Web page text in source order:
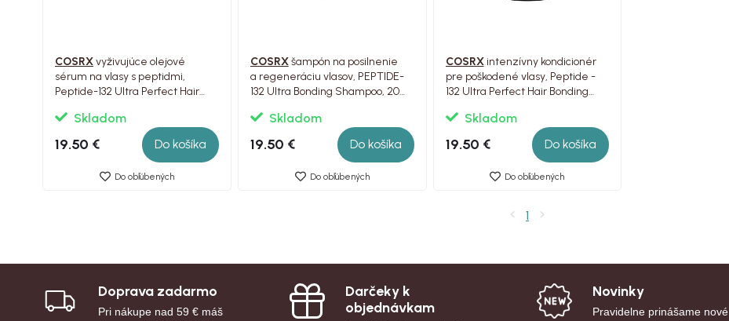
COSRXvyživujúce olejové
sérum na vlasy s peptidmi,
Peptide-132 Ultra Perfect Hair
Skladom
19.50 € Do košíka
Do obľúbených
COSRXšampón na posilnenie
a regeneráciu vlasov, PEPTIDE-
132 Ultra Bonding Shampoo, 200
Skladom
19.50 € Do košíka
Do obľúbených
COSRXintenzívny kondicionér
pre poškodené vlasy, Peptide -
132 Ultra Perfect Hair Bonding
Skladom
19.50 € Do košíka
Do obľúbených
1
Doprava zadarmo
Pri nákupe nad 59 € máš
Darčeky k
objednávkam
Novinky
Pravidelne prinášame nové